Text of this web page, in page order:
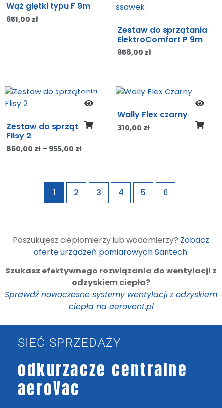
Wąż giętki typu F 9m
651,00 zł
Zestaw do sprzątania
ElektroComfort P 9m
958,00 zł
Zestaw do sprzątania
Flisy 2
860,00 zł – 955,00 zł
Wally Flex czarny
310,00 zł
1 2 3 4 5 6
Poszukujesz ciepłomierzy lub wodomierzy? Zobacz
ofertę urządzeń pomiarowych Santech.
Szukasz efektywnego rozwiązania do wentylacji z
odzyskiem ciepła?
Sprawdź nowoczesne systemy wentylacji z odzyskiem
ciepła na aerovent.pl
SIEĆ SPRZEDAŻY
odkurzacze centralne
aeroVac